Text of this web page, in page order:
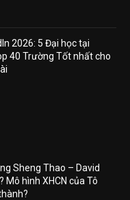
2026: 5 Đại học tại
40 Trường Tốt nhất cho
Sheng Thao – David
Mô hình XHCN của Tô